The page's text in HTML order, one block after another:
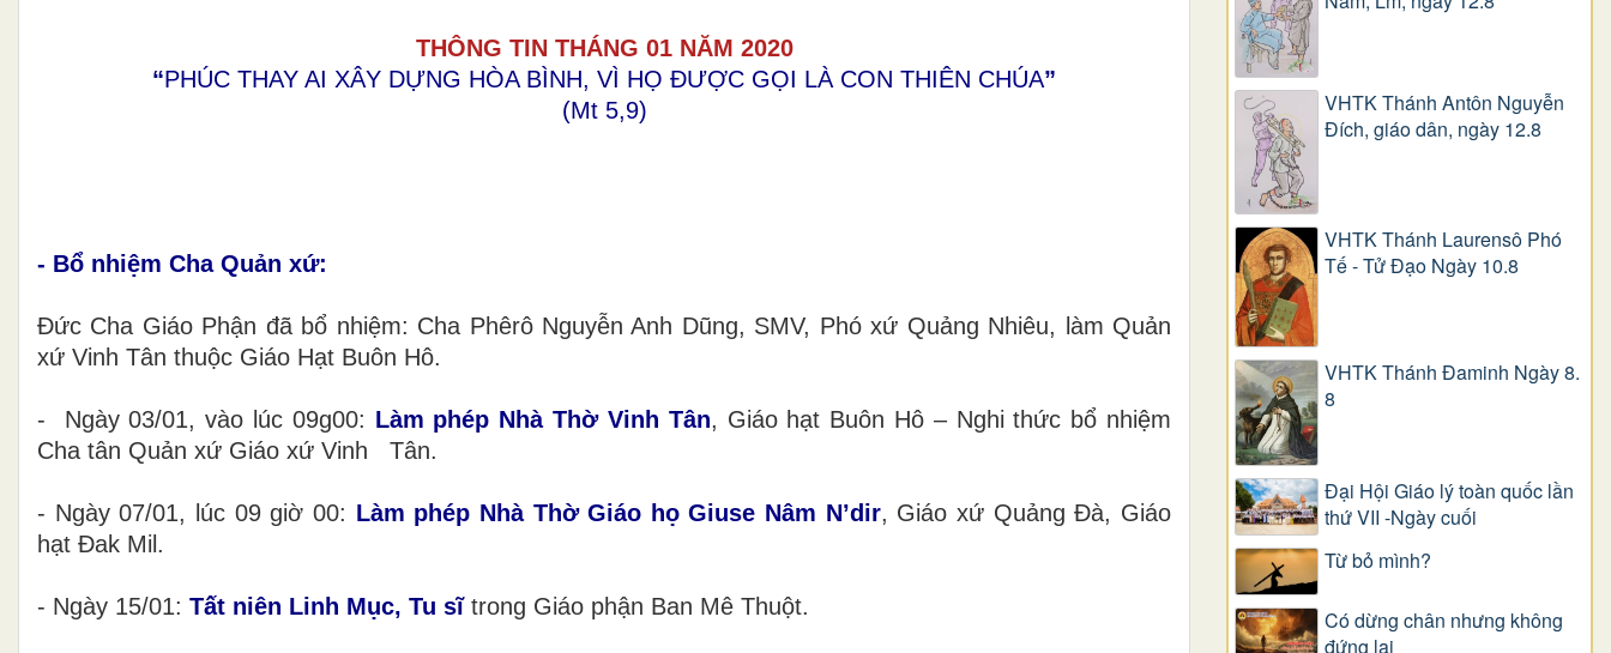
THÔNG TIN THÁNG 01 NĂM 2020
“PHÚC THAY AI XÂY DỰNG HÒA BÌNH, VÌ HỌ ĐƯỢC GỌI LÀ CON THIÊN CHÚA”
(Mt 5,9)
- Bổ nhiệm Cha Quản xứ:
Đức Cha Giáo Phận đã bổ nhiệm: Cha Phêrô Nguyễn Anh Dũng, SMV, Phó xứ Quảng Nhiêu, làm Quản
xứ Vinh Tân thuộc Giáo Hạt Buôn Hô.
- Ngày 03/01, vào lúc 09g00: Làm phép Nhà Thờ Vinh Tân, Giáo hạt Buôn Hô – Nghi thức bổ nhiệm
Cha tân Quản xứ Giáo xứ Vinh Tân.
- Ngày 07/01, lúc 09 giờ 00: Làm phép Nhà Thờ Giáo họ Giuse Nâm N’dir, Giáo xứ Quảng Đà, Giáo
hạt Đak Mil.
- Ngày 15/01: Tất niên Linh Mục, Tu sĩ trong Giáo phận Ban Mê Thuột.
VHTK Thánh Antôn Nguyễn
Ðích, giáo dân, ngày 12.8
VHTK Thánh Laurensô Phó
Tế - Tử Đạo Ngày 10.8
VHTK Thánh Đaminh Ngày 8.
8
Đại Hội Giáo lý toàn quốc lần
thứ VII -Ngày cuối
Từ bỏ mình?
Có dừng chân nhưng không
đứng lại